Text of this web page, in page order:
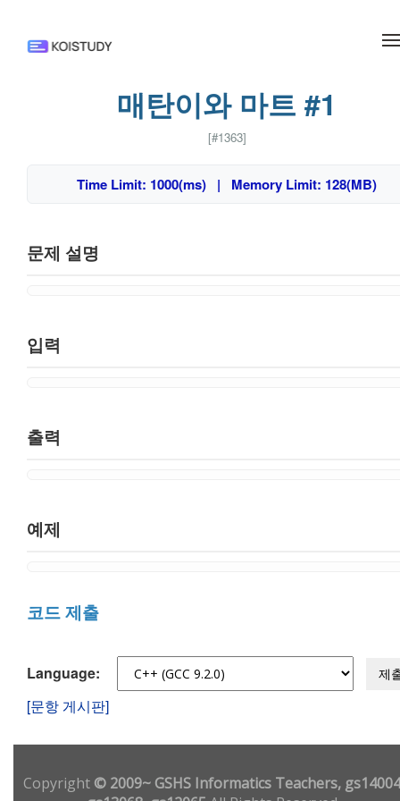
매탄이와 마트 #1
[#1363]
Time Limit: 1000(ms) | Memory Limit: 128(MB)
문제 설명
입력
출력
예제
코드 제출
Language: 제
[문항 게시판]
Copyright© 2009~ GSHS Informatics Teachers,